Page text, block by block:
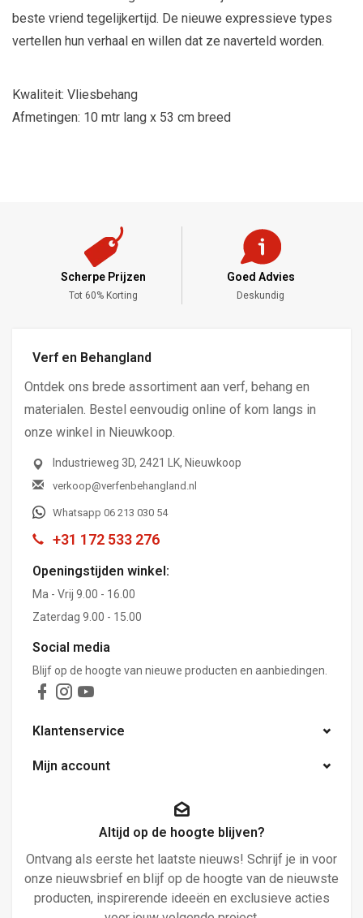
beste vriend tegelijkertijd. De nieuwe expressieve types
vertellen hun verhaal en willen dat ze naverteld worden.
Kwaliteit: Vliesbehang
Afmetingen: 10 mtr lang x 53 cm breed
Scherpe Prijzen
Tot 60% Korting
Goed Advies
Deskundig
Verf en Behangland
Ontdek ons brede assortiment aan verf, behang en
materialen. Bestel eenvoudig online of kom langs in
onze winkel in Nieuwkoop.
Industrieweg 3D, 2421 LK, Nieuwkoop
verkoop@verfenbehangland.nl
Whatsapp 06 213 030 54
+31 172 533 276
Openingstijden winkel:
Ma - Vrij 9.00 - 16.00
Zaterdag 9.00 - 15.00
Social media
Blijf op de hoogte van nieuwe producten en aanbiedingen.
Klantenservice
Mijn account
Altijd op de hoogte blijven?
Ontvang als eerste het laatste nieuws! Schrijf je in voor
onze nieuwsbrief en blijf op de hoogte van de nieuwste
producten, inspirerende ideeën en exclusieve acties